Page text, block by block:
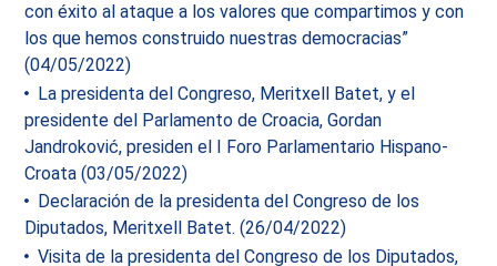
con éxito al ataque a los valores que compartimos y con
los que hemos construido nuestras democracias”
(04/05/2022)
La presidenta del Congreso, Meritxell Batet, y el
presidente del Parlamento de Croacia, Gordan
Jandroković, presiden el I Foro Parlamentario Hispano-
Croata (03/05/2022)
Declaración de la presidenta del Congreso de los
Diputados, Meritxell Batet. (26/04/2022)
Visita de la presidenta del Congreso de los Diputados,